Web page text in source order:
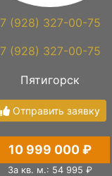
7 (928) 327-00-75
7 (928) 327-00-75
Пятигорск
Отправить заявку
10 999 000 ₽
За кв. м.: 54 995 ₽